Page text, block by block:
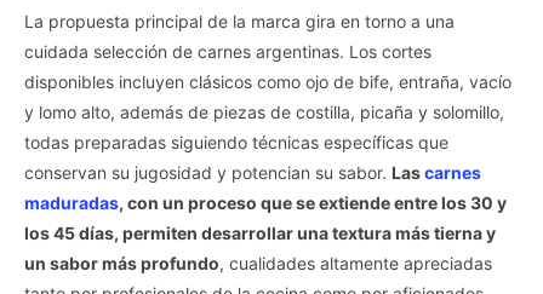
La propuesta principal de la marca gira en torno a una
cuidada selección de carnes argentinas. Los cortes
disponibles incluyen clásicos como ojo de bife, entraña, vacío
y lomo alto, además de piezas de costilla, picaña y solomillo,
todas preparadas siguiendo técnicas específicas que
conservan su jugosidad y potencian su sabor. Lascarnes
maduradas, con un proceso que se extiende entre los 30 y
los 45 días, permiten desarrollar una textura más tierna y
un sabor más profundo, cualidades altamente apreciadas